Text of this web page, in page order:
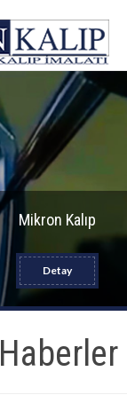
Mikron Kalıp
Detay
Haberler